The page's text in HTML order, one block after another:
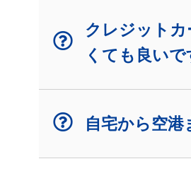
クレジット
くても良いで
自宅から空港